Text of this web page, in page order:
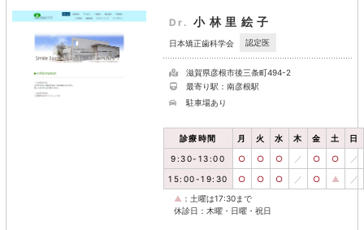
Dr. 小林里絵子
日本矯正歯科学会 認定医
滋賀県彦根市後三条町494-2
最寄り駅：南彦根駅
駐車場あり
診療時間 月 火 水 木 金 土 日
9:30-13:00 ○ ○ ○ ／ ○ ○ ／
15:00-19:30 ○ ○ ○ ／ ○ ▲ ／
▲ ：土曜は17:30まで
休診日：木曜・日曜・祝日